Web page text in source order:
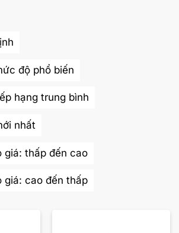
độ phổ biến
hạng trung bình
nhất
giá: thấp đến cao
giá: cao đến thấp